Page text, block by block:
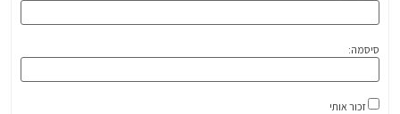
סיסמה:
זכור אותי